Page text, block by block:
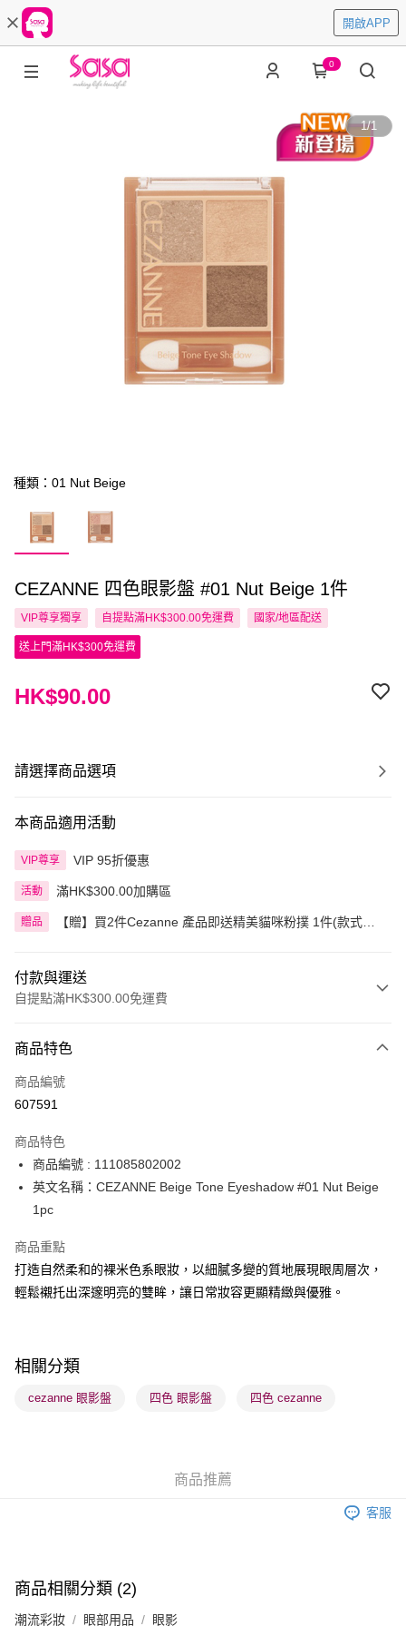
開啟APP
0
1/1
種類：01 Nut Beige
CEZANNE 四色眼影盤 #01 Nut Beige 1件
VIP尊享獨享 自提點滿HK$300.00免運費 國家/地區配送
送上門滿HK$300免運費
HK$90.00
請選擇商品選項
本商品適用活動
VIP尊享 VIP 95折優惠
活動 滿HK$300.00加購區
贈品
【贈】買2件Cezanne 產品即送精美貓咪粉撲 1件(款式隨
付款與運送
自提點滿HK$300.00免運費
信用卡
Apple Pay
PayMe
WeChat Pay
送貨方式
順豐自助櫃 - 確認發貨後1-3個工作天送達
順豐站及營業點 - 確認發貨後1-3個工作天送達
(澳門門市) 只顯示可選門市。確認發貨後2-5個工作天到店，3天內
取。逾期會取消訂單，並不會安排重寄
商品特色
商品編號
607591
商品特色
商品編號 : 111085802002
英文名稱：CEZANNE Beige Tone Eyeshadow #01 Nut Beige
1pc
商品重點
打造自然柔和的裸米色系眼妝，以細膩多變的質地展現眼周層次，
輕鬆襯托出深邃明亮的雙眸，讓日常妝容更顯精緻與優雅。
相關分類
cezanne 眼影盤 四色 眼影盤 四色 cezanne
商品推薦
客服
商品相關分類 (2)
潮流彩妝 眼部用品 眼影